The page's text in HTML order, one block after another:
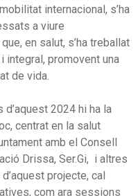
internacional, s’ha
a viure
en salut, s’ha treballat
integral, promovent una
de vida.
2024 hi ha la
centrat en la salut
amb el Consell
Drissa, Ser.Gi, i altres
projecte, cal
com ara sessions